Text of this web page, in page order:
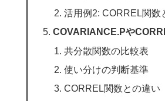
活用例2: CORREL関数
COVARIANCE.Pや
共分散関数の比較表
使い分けの判断基準
CORREL関数との違い